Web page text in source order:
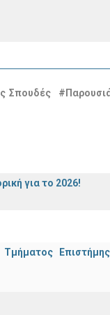
Σπουδές
για το 2026!